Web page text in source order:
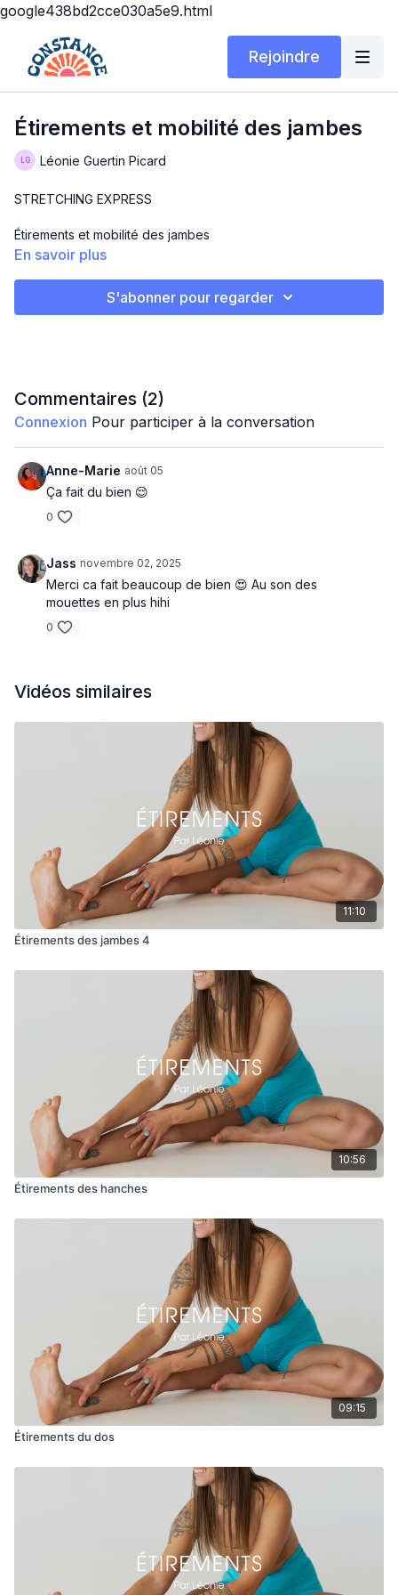
google438bd2cce030a5e9.html
Rejoindre
Étirements et mobilité des jambes
Léonie Guertin Picard
STRETCHING EXPRESS
Étirements et mobilité des jambes
Description : 10 minutes d’étirements
En savoir plus
S'abonner pour regarder
Commentaires (2)
Connexion Pour participer à la conversation
Anne-Marie août 05
Ça fait du bien 😌
0
Jass novembre 02, 2025
Merci ca fait beaucoup de bien 😍 Au son des
mouettes en plus hihi
0
Vidéos similaires
11:10
Étirements des jambes 4
10:56
Étirements des hanches
09:15
Étirements du dos